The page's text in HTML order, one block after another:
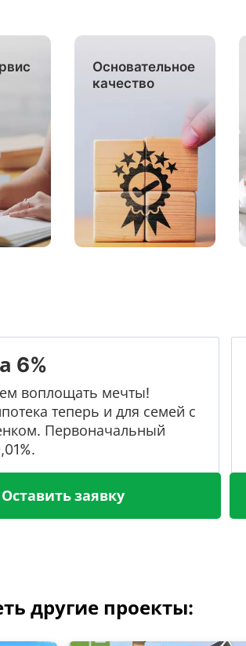
Основательное
качество
6%
воплощать мечты!
теперь и для семей с
Первоначальный
Оставить заявку
другие проекты: